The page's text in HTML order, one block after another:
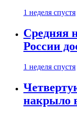
1 неделя спустя
Средняя
России
1 неделя спустя
накрыло